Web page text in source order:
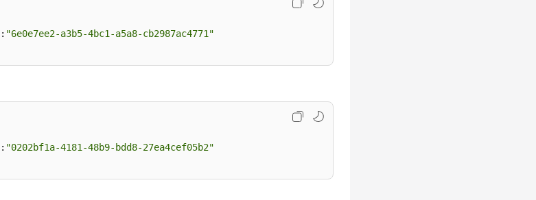
: "6e0e7ee2-a3b5-4bc1-a5a8-cb2987ac4771"
: "0202bf1a-4181-48b9-bdd8-27ea4cef05b2"